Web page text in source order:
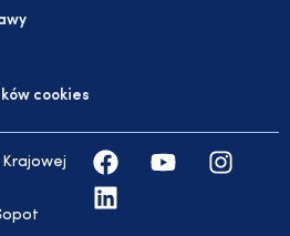
cookies
Krajowej